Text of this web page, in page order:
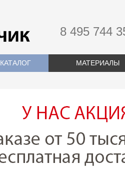
8 495 744
КАТАЛОГ МАТЕРИАЛЫ